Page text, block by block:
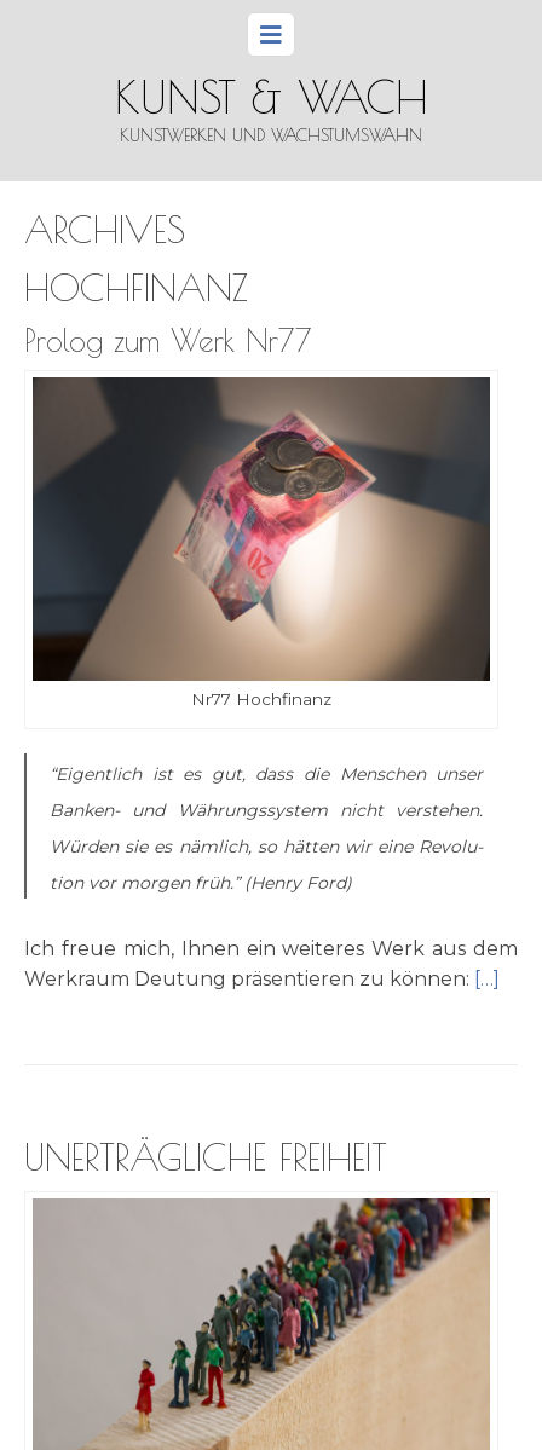
KUNST & WACH
KUNSTWERKEN UND WACHSTUMSWAHN
ARCHIVES
HOCHFINANZ
Prolog zum Werk Nr77
Nr77 Hoch­fi­nanz
“Eigent­lich ist es gut, dass die Men­schen unser
Ban­ken- und Wäh­rungs­sy­stem nicht ver­ste­hen.
Wür­den sie es näm­lich, so hät­ten wir eine Revo­lu­
ti­on vor mor­gen früh.” (Hen­ry Ford)
Ich freue mich, Ihnen ein wei­te­res Werk aus dem
Werk­raum Deu­tung prä­sen­tie­ren zu kön­nen: […]
UNERTRÄGLICHE FREIHEIT